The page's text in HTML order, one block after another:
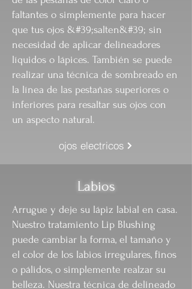
faltantes o simplemente para hacer
que tus ojos &#39;salten&#39; sin
necesidad de aplicar delineadores
líquidos o lápices. También se puede
realizar una técnica de sombreado en
la línea de las pestañas superiores o
inferiores para resaltar sus ojos con
un aspecto natural.
ojos electricos
Labios
Arrugue y deje su lápiz labial en casa.
Nuestro tratamiento Lip Blushing
puede cambiar la forma, el tamaño y
el color de los labios irregulares, finos
o pálidos, o simplemente realzar su
belleza. Nuestra técnica de delineado